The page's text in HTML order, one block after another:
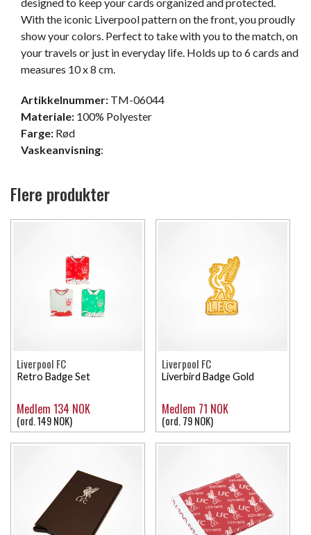
With the iconic Liverpool pattern on the front, you proudly
show your colors. Perfect to take with you to the match, on
your travels or just in everyday life. Holds up to 6 cards and
measures 10 x 8 cm.
Artikkelnummer: TM-06044
Materiale: 100% Polyester
Farge: Rød
Vaskeanvisning:
Flere produkter
Liverpool FC
Retro Badge Set
Medlem 134 NOK
(ord. 149 NOK)
Liverpool FC
Liverbird Badge Gold
Medlem 71 NOK
(ord. 79 NOK)